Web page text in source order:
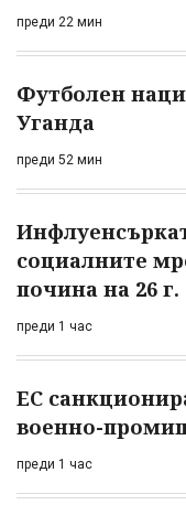
преди 22 мин
Футболен
Уганда
преди 52 мин
социалните
почина на 26 г.
преди 1 час
ЕС
военно-
преди 1 час